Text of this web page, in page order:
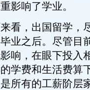
影响了学业。
，出国留学，
业之后。尽管目
响，在眼下投入
学费和生活费算
所有的工薪阶层